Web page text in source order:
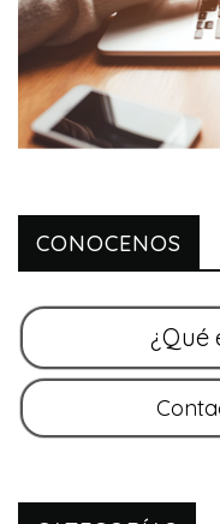
CONOCENOS